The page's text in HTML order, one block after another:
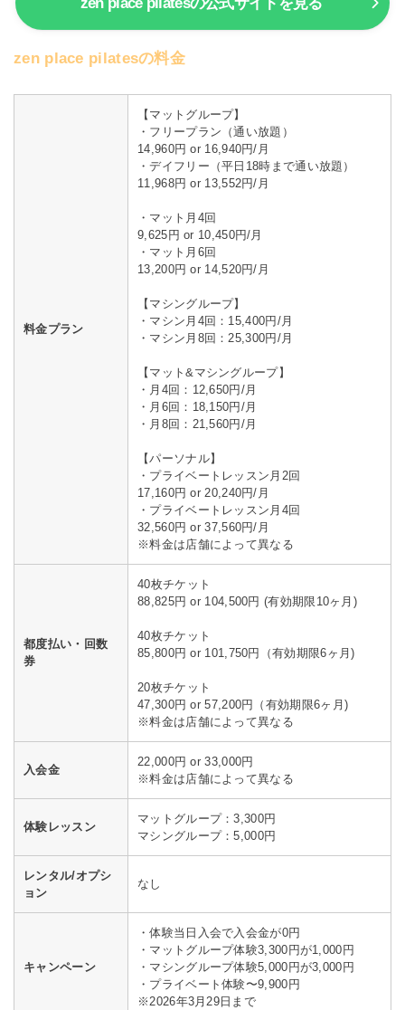
zen place pilatesの料金
料金プラン
【マットグループ】
・フリープラン（通い放題）
14,960円 or 16,940円/月
・デイフリー（平日18時まで通い放題）
11,968円 or 13,552円/月
・マット月4回
9,625円 or 10,450円/月
・マット月6回
13,200円 or 14,520円/月
【マシングループ】
・マシン月4回：15,400円/月
・マシン月8回：25,300円/月
【マット&マシングループ】
・月4回：12,650円/月
・月6回：18,150円/月
・月8回：21,560円/月
【パーソナル】
・プライベートレッスン月2回
17,160円 or 20,240円/月
・プライベートレッスン月4回
32,560円 or 37,560円/月
※料金は店舗によって異なる
都度払い・回数
券
40枚チケット
88,825円 or 104,500円 (有効期限10ヶ月)
40枚チケット
85,800円 or 101,750円（有効期限6ヶ月)
20枚チケット
47,300円 or 57,200円（有効期限6ヶ月)
※料金は店舗によって異なる
入会金
22,000円 or 33,000円
※料金は店舗によって異なる
体験レッスン
マットグループ：3,300円
マシングループ：5,000円
レンタル/オプシ
ョン
なし
キャンペーン
・体験当日入会で入会金が0円
・マットグループ体験3,300円が1,000円
・マシングループ体験5,000円が3,000円
・プライベート体験〜9,900円
※2026年3月29日まで